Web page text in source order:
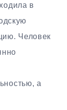
в
Человек
а